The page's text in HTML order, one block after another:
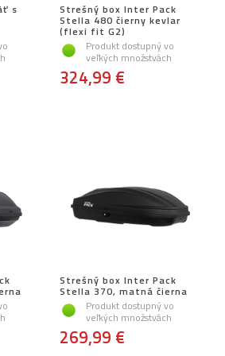
s Strešný box Inter Pack
Stella 480 čierny kevlar
(flexi fit G2)
Produkt dostupný vo
veľkých množstvách
324,99 €
Strešný box Inter Pack
Stella 370, matná čierna
Produkt dostupný vo
veľkých množstvách
269,99 €